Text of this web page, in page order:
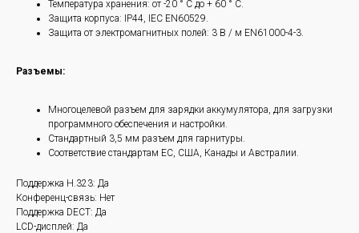
Температура хранения: от -20 ° C до + 60 ° C.
Защита корпуса: IP44, IEC EN60529.
Защита от электромагнитных полей: 3 В / м EN61000-4-3.
Разъемы:
Многоцелевой разъем для зарядки аккумулятора, для загрузки
программного обеспечения и настройки.
Стандартный 3,5 мм разъем для гарнитуры.
Соответствие стандартам ЕС, США, Канады и Австралии.
Поддержка H.323: Да
Конференц-связь: Нет
Поддержка DECT: Да
LCD-дисплей: Да